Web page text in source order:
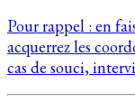
Pour rappel : en
acquerrez les
cas de souci,